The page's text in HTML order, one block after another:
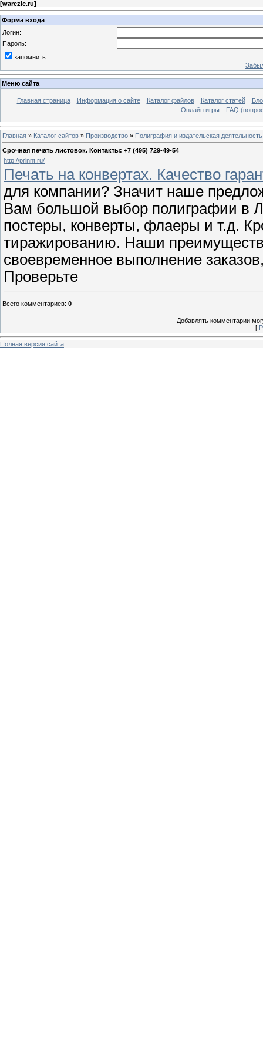
[warezic.ru]
Форма входа
Логин:
Пароль:
запомнить
Меню сайта
Главная страница Информация о сайте Каталог файлов Каталог статей
Онлайн игры
FAQ
Главная » Каталог сайтов » Производство » Полиграфия и издательская деятельность
Срочная печать листовок. Контакты: +7 (495) 729-49-54
http://prinnt.ru/
Печaть нa конвертaх. Качество
для компании? Значит наше
Вам большой выбор полиграфии в
постеры, конверты, флаеры и т.д.
тиражированию. Наши
своевременное выполнение
Проверьте
Всего комментариев: 0
Добавлять комментарии
[
Полная версия сайта